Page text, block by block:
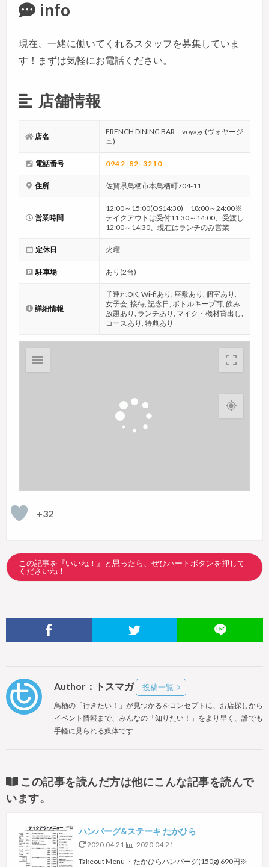
info
現在、一緒に働いてくれるスタッフを募集していま
す！まずは気軽にお電話ください。
店舗情報
店名
FRENCH DINING BAR voyage(ヴォヤージ
ュ)
電話番号 0942-82-3210
住所 佐賀県鳥栖市本鳥栖町704-11
営業時間
12:00～15:00(OS14:30) 18:00～24:00※
テイクアウトは受付11:30～14:00、受渡し
12:00～14:30、現在はランチのみ営業
定休日 火曜
駐車場 あり(2台)
詳細情報
子連れOK, Wi-fiあり, 座敷あり, 個室あり,
女子会, 接待, 記念日, ボトルキープ可, 飲み
放題あり, ランチあり, マイク・機材貸出し,
コースあり, 特典あり
+32
この記事を『いいね！』と思ったら、ぜひハートボタンを押して
くださいね！
Author：トスマガ 投稿一覧
鳥栖の「行きたい！」が見つかるをコンセプトに、お店探しから
イベント情報まで、みんなの「知りたい！」をより早く、誰でも
手軽に見られる媒体です
この記事を読んだ方は他にこんな記事を読んで
います。
ハンバーグ&ステーキ たかひら
2020.04.21
2020.04.21
Takeout Menu ・たかひらハンバーグ(150g) 690円※